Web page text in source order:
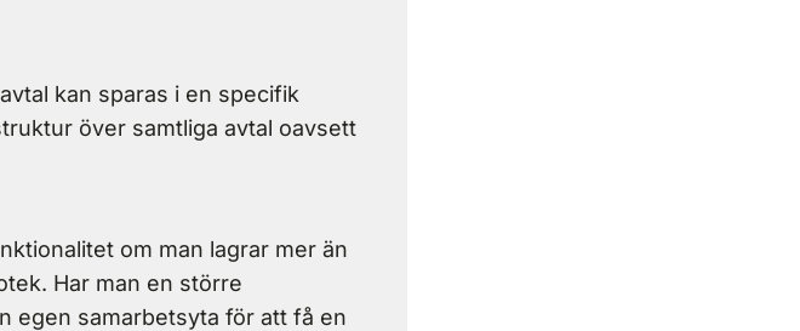
kan sparas i en specifik
över samtliga avtal oavsett
om man lagrar mer än
Har man en större
egen samarbetsyta för att få en